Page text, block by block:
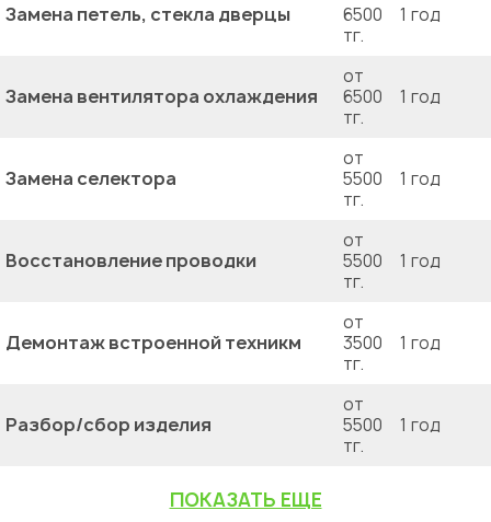
Замена петель, стекла дверцы
6500
тг.
1 год
Замена вентилятора охлаждения
от
6500
тг.
1 год
Замена селектора
от
5500
тг.
1 год
Восстановление проводки
от
5500
тг.
1 год
Демонтаж встроенной техникм
от
3500
тг.
1 год
Разбор/сбор изделия
от
5500
тг.
1 год
ПОКАЗАТЬ ЕЩЕ